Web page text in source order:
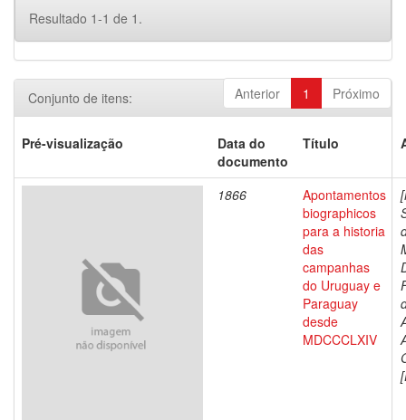
Resultado 1-1 de 1.
Anterior 1 Próximo
Conjunto de itens:
Pré-visualização
Data do
documento
Título
1866
Apontamentos
biographicos
para a historia
das
campanhas
do Uruguay e
Paraguay
desde
MDCCCLXIV